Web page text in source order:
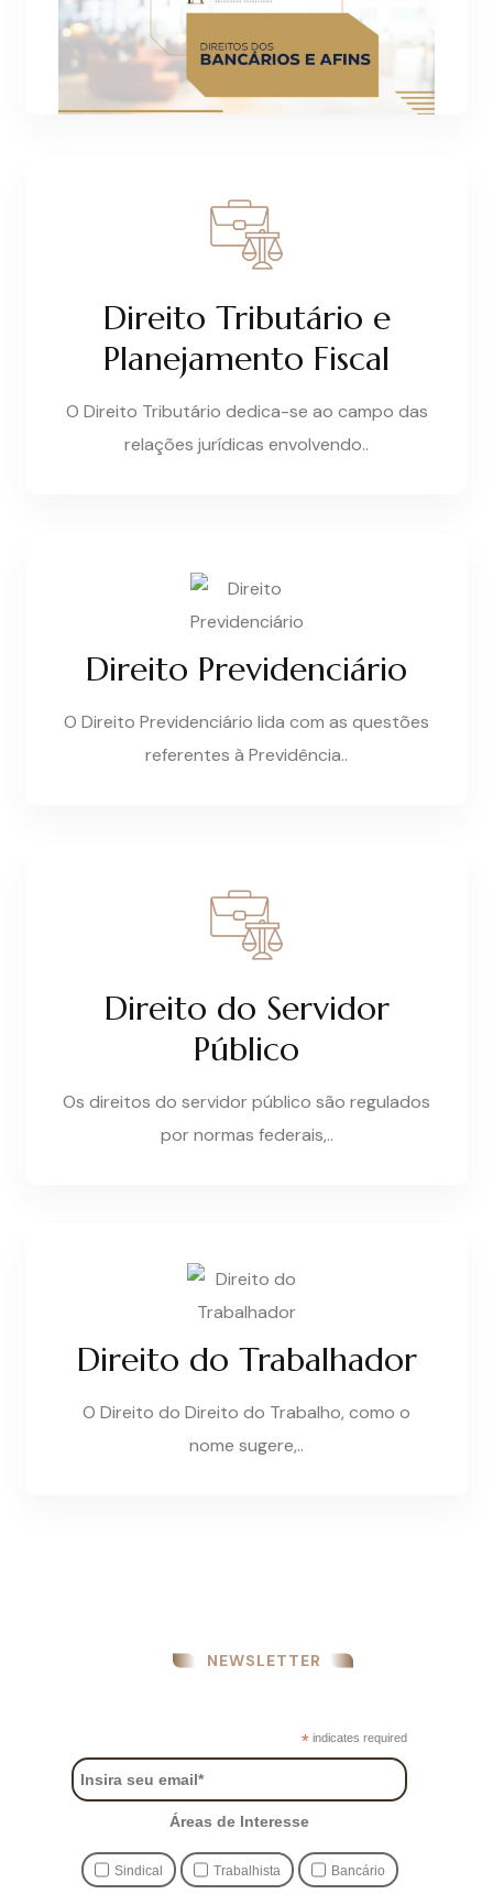
Direito Tributário e
Planejamento Fiscal
O Direito Tributário dedica-se ao campo das
relações jurídicas envolvendo..
Direito Previdenciário
O Direito Previdenciário lida com as questões
referentes à Previdência..
Direito do Servidor
Público
Os direitos do servidor público são regulados
por normas federais,..
Direito do Trabalhador
O Direito do Direito do Trabalho, como o
nome sugere,..
NEWSLETTER
* indicates required
Áreas de Interesse
Sindical Trabalhista Bancário